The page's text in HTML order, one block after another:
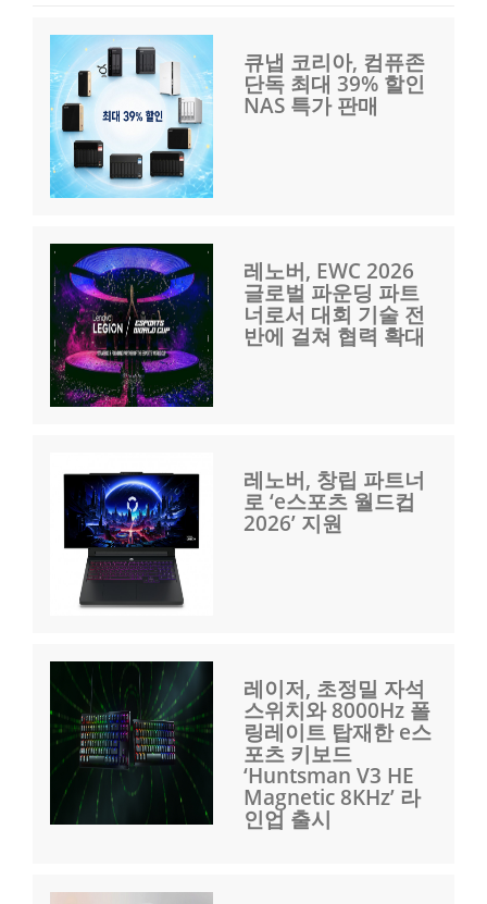
큐냅 코리아, 컴퓨존
단독 최대 39% 할인
NAS 특가 판매
레노버, EWC 2026
글로벌 파운딩 파트
너로서 대회 기술 전
반에 걸쳐 협력 확대
레노버, 창립 파트너
로 ‘e스포츠 월드컵
2026’ 지원
레이저, 초정밀 자석
스위치와 8000Hz 폴
링레이트 탑재한 e스
포츠 키보드
‘Huntsman V3 HE
Magnetic 8KHz’ 라
인업 출시